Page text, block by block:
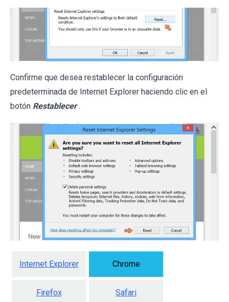
Confirme que desea restablecer la configuración
predeterminada de Internet Explorer haciendo clic en el
botón Restablecer .
Internet Explorer Chrome
Firefox Safari